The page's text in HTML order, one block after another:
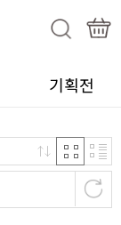
기획전